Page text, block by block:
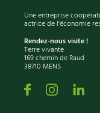
Une entreprise
actrice de l'économie
Rendez-nous visite !
Terre vivante
169 chemin de Raud
38710 MENS
Facebook